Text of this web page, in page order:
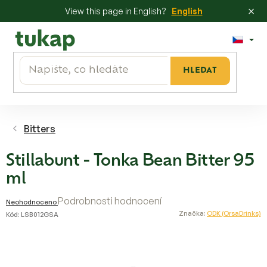
View this page in English? English ×
obsah
HLEDAT
Bitters
Stillabunt - Tonka Bean Bitter 95
ml
Průměrné
hodnocení
Neohodnoceno Podrobnosti hodnocení
Značka: ODK (OrsaDrinks)
Kód: LSB012GSA